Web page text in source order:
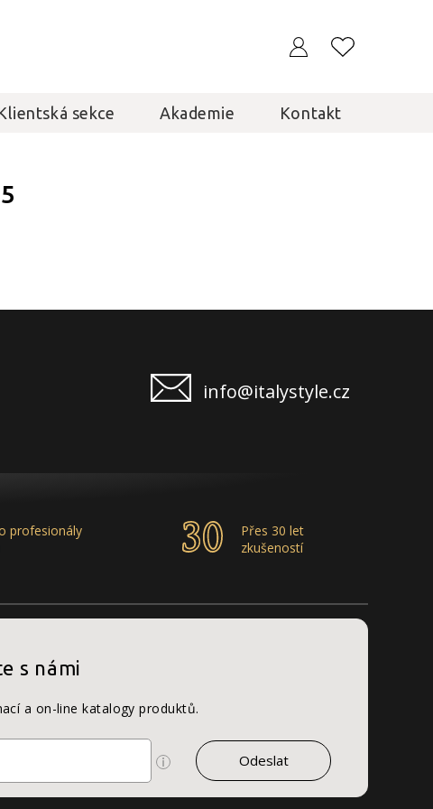
sekce Akademie Kontakt
info@italystyle.cz
profesionály
Přes 30 let
zkušeností
s námi
a on-line katalogy produktů.